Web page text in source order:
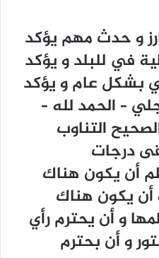
و حدث مهم يؤكد
في للبلد و يؤكد
بشكل عام و يؤكد
– الحمد لله –
التناوب
درجات
أن يكون هناك
يكون هناك
و أن يحترم رأي
و أن بحترم